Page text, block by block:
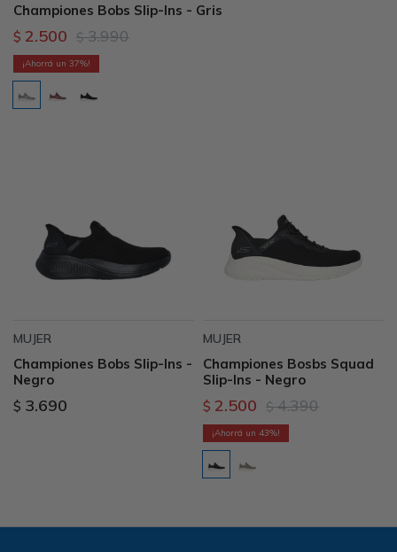
Championes Bobs Slip-Ins - Gris
$ 2.500 $ 3.990
37
MUJER
Championes Bobs Slip-Ins -
Negro
$ 3.690
MUJER
Championes Bosbs Squad
Slip-Ins - Negro
$ 2.500 $ 4.390
43